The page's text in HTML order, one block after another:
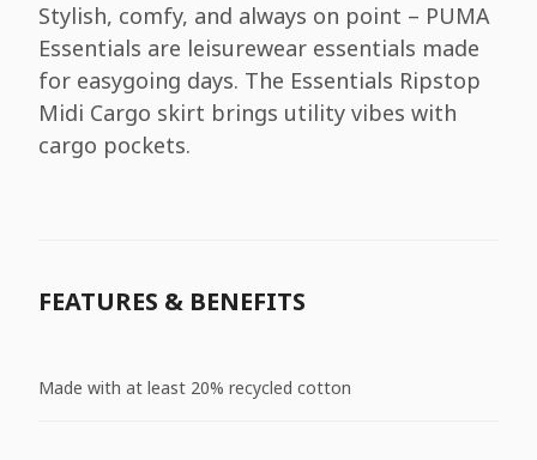
Stylish, comfy, and always on point – PUMA
Essentials are leisurewear essentials made
for easygoing days. The Essentials Ripstop
Midi Cargo skirt brings utility vibes with
cargo pockets.
FEATURES & BENEFITS
Made with at least 20% recycled cotton